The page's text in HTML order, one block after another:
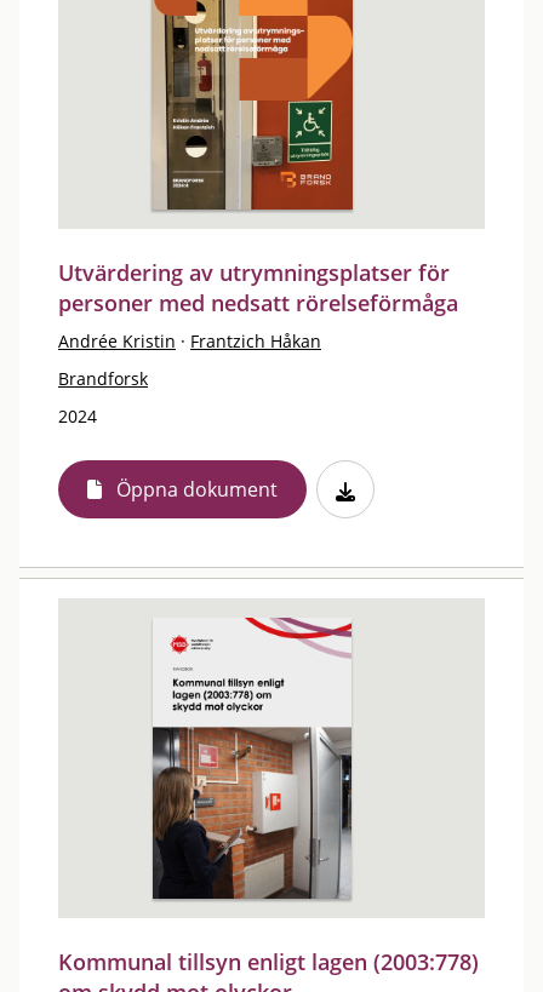
Utvärdering av utrymningsplatser för
personer med nedsatt rörelseförmåga
Andrée Kristin · Frantzich Håkan
Brandforsk
2024
Öppna dokument
Kommunal tillsyn enligt lagen (2003:778)